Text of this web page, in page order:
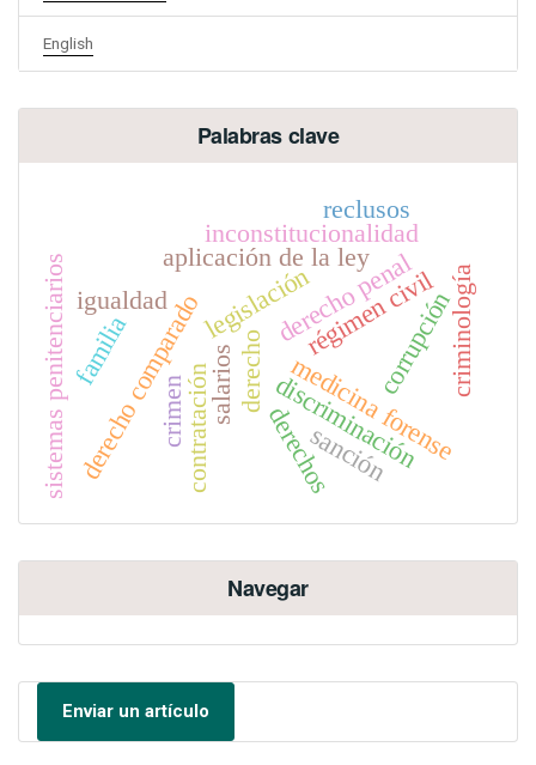
English
Palabras clave
legislación
medicina forense
derecho comparado régimen civil
aplicación de la ley
derecho
salarios
inconstitucionalidad
contratación discriminación
igualdad
crimen derechos
reclusos
sistemas penitenciarios corrupcióncriminología
familia
derecho penal
sanción
Navegar
Enviar un artículo